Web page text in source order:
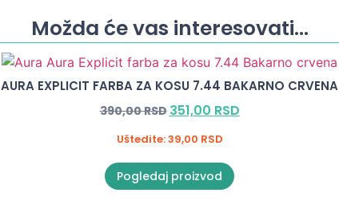
Možda će vas interesovati...
AURA EXPLICIT FARBA ZA KOSU 7.44 BAKARNO CRVENA
390,00RSD 351,00 RSD
Uštedite:39,00 RSD
Pogledaj proizvod